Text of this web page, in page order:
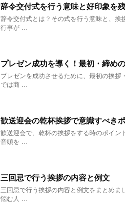
辞令交付式を行う意味と好印象を
辞令交付式とは？その式を行う意味と、
行事が ...
プレゼン成功を導く！最初・締め
プレゼンを成功させるために、最初の挨
では商 ...
歓送迎会の乾杯挨拶で意識すべき
歓送迎会で、乾杯の挨拶をする時のポイ
音頭を ...
三回忌で行う挨拶の内容と例文
三回忌で行う挨拶の内容と例文をまとめ
悩む人 ...